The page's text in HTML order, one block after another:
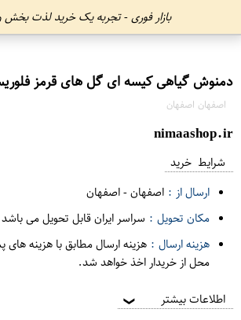
بازار فوری - تجربه یک خرید لذت بخش
دمنوش گیاهی کیسه ای گل های قرمز فلوریست
اصفهان اصفهان
nimaashop.ir
شرایط خرید
ارسال از : اصفهان-اصفهان
مکان تحویل : سراسر ایران قابل تحویل می باشد
هزینه ارسال : هزینه ارسال مطابق با هزینه
محل از خریدار اخذ خواهد شد.
اطلاعات بیشتر ❯